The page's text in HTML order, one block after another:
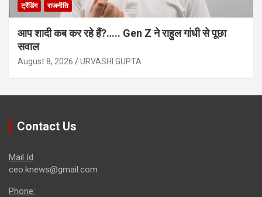
ट्रेंडिंग राजनीति
आप शादी कब कर रहे हैं?….. Gen Z ने राहुल गांधी से पूछा
सवाल
August 8, 2026 URVASHI GUPTA
Contact Us
Mail Id
ceo.knews@gmail.com
Phone: